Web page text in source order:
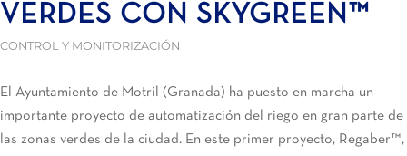
VERDES CON SKYGREEN™
CONTROL Y MONITORIZACIÓN
El Ayuntamiento de Motril (Granada) ha puesto en marcha un
importante proyecto de automatización del riego en gran parte de
las zonas verdes de la ciudad. En este primer proyecto, Regaber™,